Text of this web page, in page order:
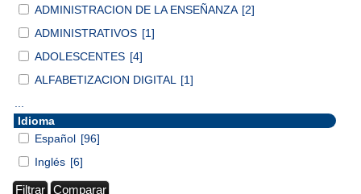
ADMINISTRACION DE LA ENSEÑANZA [2]
ADMINISTRATIVOS [1]
ADOLESCENTES [4]
ALFABETIZACION DIGITAL
[1]
Idioma
Español [96]
Inglés [6]